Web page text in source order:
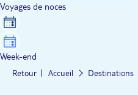
Voyages de noces
Week-end
Retour Accueil Destinations